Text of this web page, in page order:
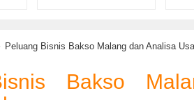
Peluang Bisnis Bakso Malang dan Analisa
Bakso